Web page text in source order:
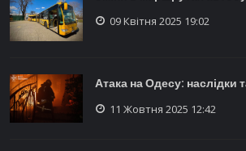
09 Квітня 2025 19:02
Атака на Одесу: наслідки
11 Жовтня 2025 12:42